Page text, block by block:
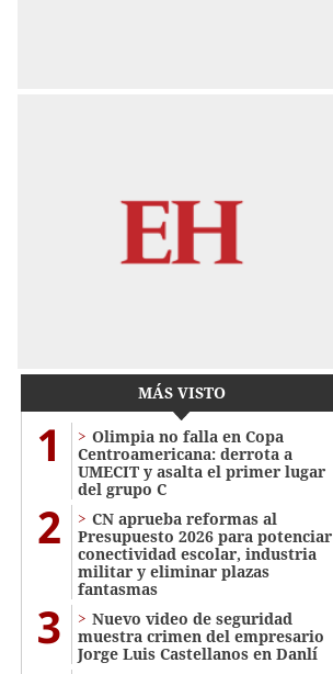
MÁS VISTO
1
Olimpia no falla en Copa
Centroamericana: derrota a
UMECIT y asalta el primer lugar
del grupo C
2
CN aprueba reformas al
Presupuesto 2026 para potenciar
conectividad escolar, industria
militar y eliminar plazas
fantasmas
3
Nuevo video de seguridad
muestra crimen del empresario
Jorge Luis Castellanos en Danlí